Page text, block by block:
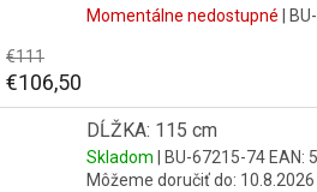
Momentálne nedostupné |
€111
€106,50
DĹŽKA: 115 cm
Skladom | BU-67215-74 EAN:
Môžeme doručiť do: 10.8.2026